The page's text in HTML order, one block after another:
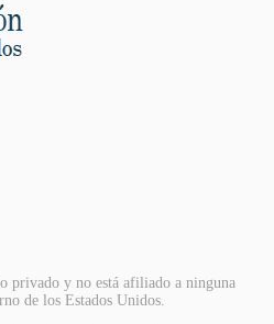
privado y no está afiliado a ninguna
de los Estados Unidos.